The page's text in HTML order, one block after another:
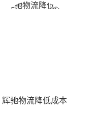
辉驰物流降低成本